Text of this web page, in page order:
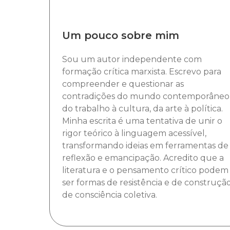
Um pouco sobre mim
Sou um autor independente com
formação crítica marxista. Escrevo para
compreender e questionar as
contradições do mundo contemporâneo
do trabalho à cultura, da arte à política.
Minha escrita é uma tentativa de unir o
rigor teórico à linguagem acessível,
transformando ideias em ferramentas de
reflexão e emancipação. Acredito que a
literatura e o pensamento crítico podem
ser formas de resistência e de
de consciência coletiva.